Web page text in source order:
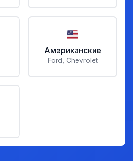
Американские
Ford, Chevrolet